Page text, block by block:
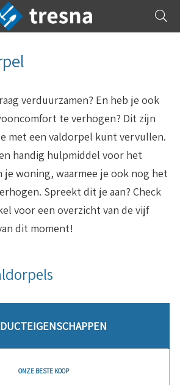
verduurzamen? En heb je ook
te verhogen? Dit zijn
met een valdorpel kunt vervullen.
handig hulpmiddel voor het
je woning, waarmee je ook nog het
Spreekt dit je aan? Check
voor een overzicht van de vijf
dit moment!
ONZE BESTE KOOP